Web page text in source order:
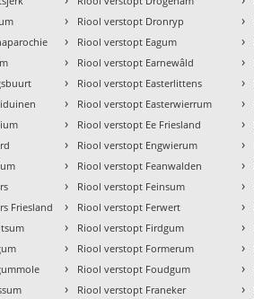
Friesland
› Riool verstopt Dronryp
› Riool verstopt Eagum
› Riool verstopt Earnewâld
› Riool verstopt Easterlittens
› Riool verstopt Easterwierrum
› Riool verstopt Ee Friesland
› Riool verstopt Engwierum
› Riool verstopt Feanwalden
› Riool verstopt Feinsum
› Riool verstopt Ferwert
› Riool verstopt Firdgum
› Riool verstopt Formerum
› Riool verstopt Foudgum
› Riool verstopt Franeker
›
›
›
›
›
›
›
›
›
›
›
›
›
›